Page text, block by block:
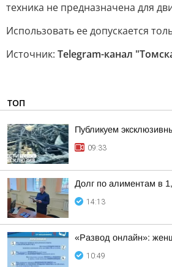
техника не предназначена для
Использовать ее допускается
Источник: Telegram-канал
ТОП
Публикуем
09:33
Долг по алиментам в
14:13
«Развод онлайн»:
10:49